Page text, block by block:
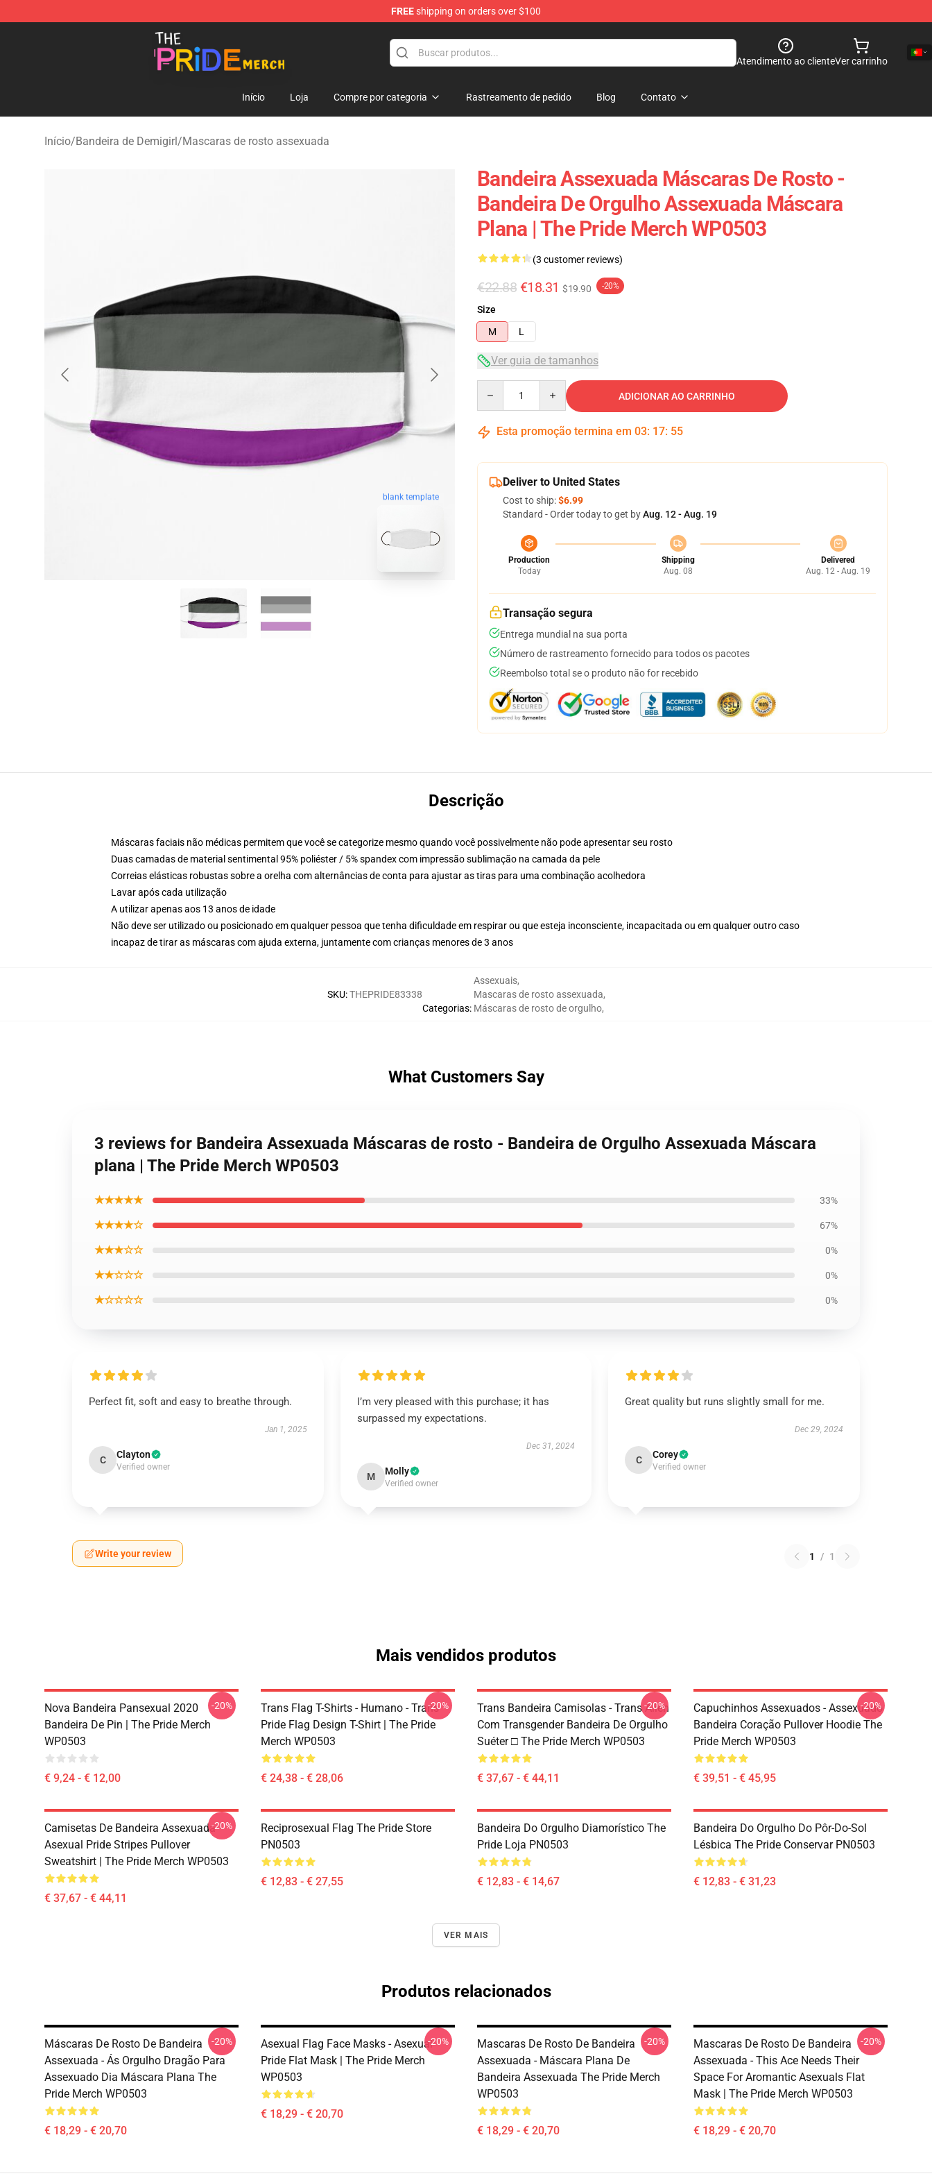
FREEshipping on orders over $100
The Pride Shop - Official The Pride Merchandise Store
Atendimento ao clienteVer carrinho
Início Loja Compre por categoria Rastreamento de pedido Blog Contato
Início/Bandeira de Demigirl/Mascaras de rosto assexuada
blank template
Bandeira Assexuada Máscaras De Rosto -
Bandeira De Orgulho Assexuada Máscara
Plana | The Pride Merch WP0503
(3 customer reviews)
€22.88 €18.31 $19.90 -20%
Size
M
L
Ver guia de tamanhos
ADICIONAR AO CARRINHO
Esta promoção termina em 03: 17: 54
Deliver to United States
Cost to ship:$6.99
Standard - Order today to get byAug. 12 - Aug. 19
Production
Today
Shipping
Aug. 08
Delivered
Aug. 12 - Aug. 19
Transação segura
Entrega mundial na sua porta
Número de rastreamento fornecido para todos os pacotes
Reembolso total se o produto não for recebido
Descrição
Máscaras faciais não médicas permitem que você se categorize mesmo quando você possivelmente não pode apresentar seu rosto
Duas camadas de material sentimental 95% poliéster / 5% spandex com impressão sublimação na camada da pele
Correias elásticas robustas sobre a orelha com alternâncias de conta para ajustar as tiras para uma combinação acolhedora
Lavar após cada utilização
A utilizar apenas aos 13 anos de idade
Não deve ser utilizado ou posicionado em qualquer pessoa que tenha dificuldade em respirar ou que esteja inconsciente, incapacitada ou em qualquer outro caso
incapaz de tirar as máscaras com ajuda externa, juntamente com crianças menores de 3 anos
SKU:THEPRIDE83338
Categorias:
Assexuais,
Mascaras de rosto assexuada,
Máscaras de rosto de orgulho,
What Customers Say
3 reviews for Bandeira Assexuada Máscaras de rosto - Bandeira de Orgulho Assexuada Máscara
plana | The Pride Merch WP0503
★★★★★ 33%
★★★★☆ 67%
★★★☆☆ 0%
★★☆☆☆ 0%
★☆☆☆☆ 0%
Perfect fit, soft and easy to breathe through.
Jan 1, 2025
C Clayton
Verified owner
I’m very pleased with this purchase; it has
surpassed my expectations.
Dec 31, 2024
M Molly
Verified owner
Great quality but runs slightly small for me.
Dec 29, 2024
C Corey
Verified owner
Write your review 1 / 1
Mais vendidos produtos
Nova Bandeira Pansexual 2020
Bandeira De Pin | The Pride Merch
WP0503
€ 9,24 - € 12,00
-20%
Trans Flag T-Shirts - Humano - Trans
Pride Flag Design T-Shirt | The Pride
Merch WP0503
€ 24,38 - € 28,06
-20%
Trans Bandeira Camisolas - Trans Alien
Com Transgender Bandeira De Orgulho
Suéter □ The Pride Merch WP0503
€ 37,67 - € 44,11
-20%
Capuchinhos Assexuados - Assexuado
Bandeira Coração Pullover Hoodie The
Pride Merch WP0503
€ 39,51 - € 45,95
-20%
Camisetas De Bandeira Assexuada -
Asexual Pride Stripes Pullover
Sweatshirt | The Pride Merch WP0503
€ 37,67 - € 44,11
-20%
Reciprosexual Flag The Pride Store
PN0503
€ 12,83 - € 27,55
Bandeira Do Orgulho Diamorístico The
Pride Loja PN0503
€ 12,83 - € 14,67
Bandeira Do Orgulho Do Pôr-Do-Sol
Lésbica The Pride Conservar PN0503
€ 12,83 - € 31,23
VER MAIS
Produtos relacionados
Máscaras De Rosto De Bandeira
Assexuada - Ás Orgulho Dragão Para
Assexuado Dia Máscara Plana The
Pride Merch WP0503
€ 18,29 - € 20,70
-20%
Asexual Flag Face Masks - Asexual
Pride Flat Mask | The Pride Merch
WP0503
€ 18,29 - € 20,70
-20%
Mascaras De Rosto De Bandeira
Assexuada - Máscara Plana De
Bandeira Assexuada The Pride Merch
WP0503
€ 18,29 - € 20,70
-20%
Mascaras De Rosto De Bandeira
Assexuada - This Ace Needs Their
Space For Aromantic Asexuals Flat
Mask | The Pride Merch WP0503
€ 18,29 - € 20,70
-20%